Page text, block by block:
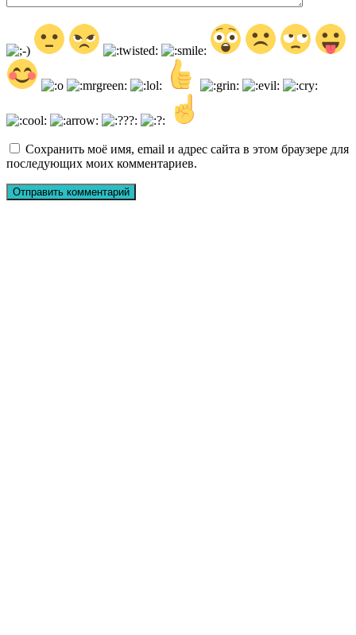
Сохранить моё имя, email и адрес сайта в этом браузере для
последующих моих комментариев.